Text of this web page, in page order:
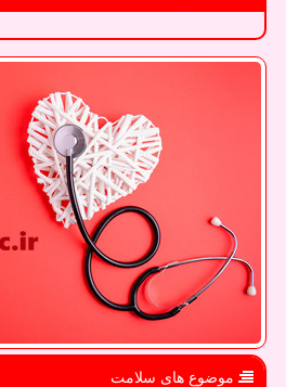
موضوع های سلامت